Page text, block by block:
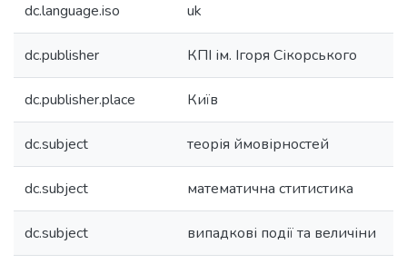
dc.language.iso uk
dc.publisher КПІ ім. Ігоря Сікорського
dc.publisher.place Київ
dc.subject теорія ймовірностей
dc.subject математична ститистика
dc.subject випадкові події та величіни